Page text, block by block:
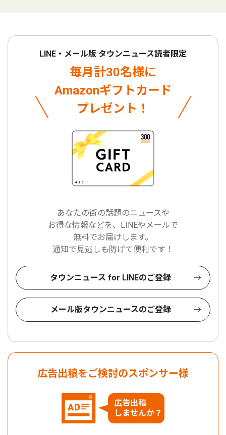
LINE・メール版 タウンニュース読者限定
毎月計30名様に
Amazonギフトカード
プレゼント！
あなたの街の話題のニュースや
お得な情報などを、LINEやメールで
無料でお届けします。
通知で見逃しも防げて便利です！
タウンニュース for LINEのご登録
メール版タウンニュースのご登録
広告出稿をご検討のスポンサー様
広告出稿
しませんか？